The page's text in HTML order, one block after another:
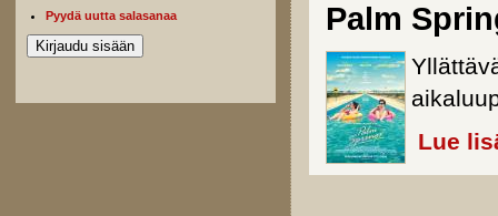
Pyydä uutta salasanaa Palm
Lue